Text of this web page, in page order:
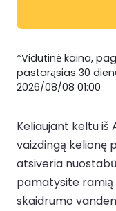
*Vidutinė kaina,
pastarąsias 30
2026/08/08 01:00
Keliaujant keltu iš
vaizdingą kelionę
atsiveria
pamatysite ramią
skaidrumo